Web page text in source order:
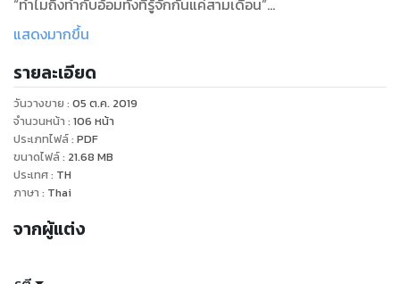
“ทำไมถึงทำกับอ้อมทั้งที่รู้จักกันแค่สามเดือน”
น้องเริ่มผมดันต่อถ้าผมไม่ต่อก็คง….” เสียงของเจหายไปเมื่อคน
ตรงหน้าทำสิ่งที่ไม่คาดคิด
“แล้วถ้าพี่เริ่ม … เจจะต่อไหม” ปนัดดาถามแล้วปลดกระดุมเสื้อออก
ทีละเม็ด
เจมาวางไว้บนหน้าอกอวบอัดแล้วรอคำตอบ
แสดงมากขึ้น
รายละเอียด
วันวางขาย : 05 ต.ค. 2019
จำนวนหน้า : 106 หน้า
ประเภทไฟล์: PDF
ขนาดไฟล์: 21.68 MB
ประเทศ: TH
ภาษา : Thai
จากผู้แต่ง